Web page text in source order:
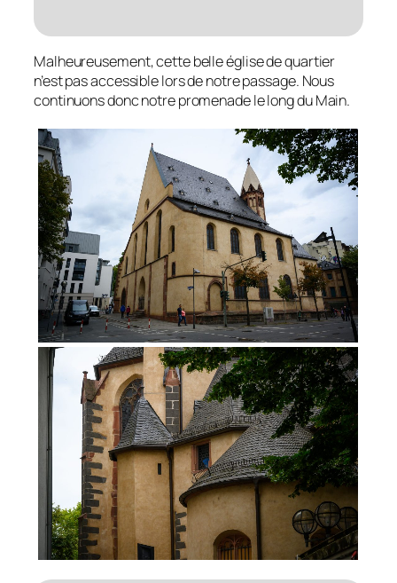
Malheureusement, cette belle église de quartier
n’est pas accessible lors de notre passage. Nous
continuons donc notre promenade le long du Main.